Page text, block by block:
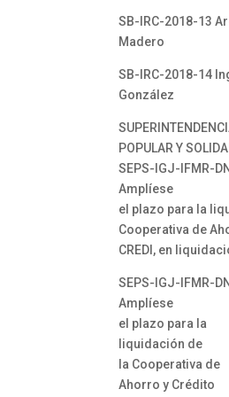
SB-IRC-2018-13
Madero
SB-IRC-2018-14
González
POPULAR Y
SEPS-IGJ-IFMR-
Amplíese
el plazo para la
Cooperativa de
CREDI, en
SEPS-IGJ-IFMR-
Amplíese
el plazo para la
liquidación de
la Cooperativa de
Ahorro y Crédito